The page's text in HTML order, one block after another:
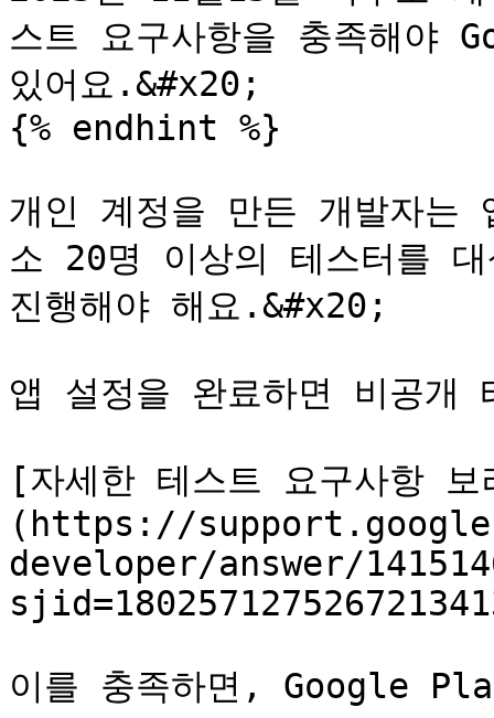
스트 요구사항을 충족해야
있어요.&#x20;
{% endhint %}
개인 계정을 만든 개발자는
소 20명 이상의 테스터를
진행해야 해요.&#x20;
앱 설정을 완료하면 비공개
[자세한 테스트 요구사항 보
(https://
developer/answer/
이를 충족하면, Google